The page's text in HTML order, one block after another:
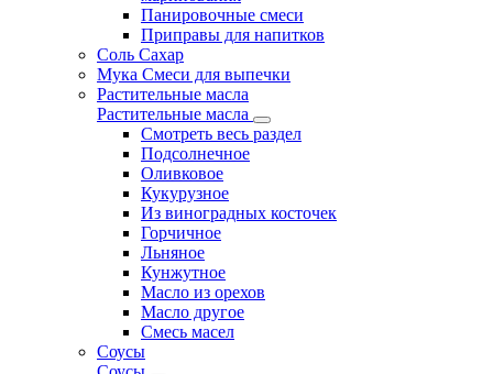
Панировочные смеси
Приправы для напитков
Соль Сахар
Мука Смеси для выпечки
Растительные масла
Растительные масла
Смотреть весь раздел
Подсолнечное
Оливковое
Кукурузное
Из виноградных косточек
Горчичное
Льняное
Кунжутное
Масло из орехов
Масло другое
Смесь масел
Соусы